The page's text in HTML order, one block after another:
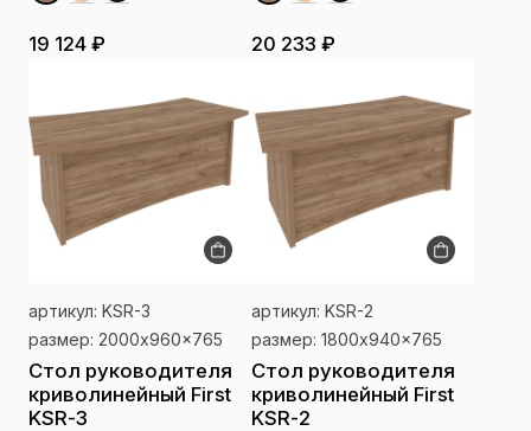
19 124 ₽ 20 233 ₽
артикул: KSR-3
размер: 2000x960x765
Стол руководителя
криволинейный First
KSR-3
артикул: KSR-2
размер: 1800x940x765
Стол руководителя
криволинейный First
KSR-2